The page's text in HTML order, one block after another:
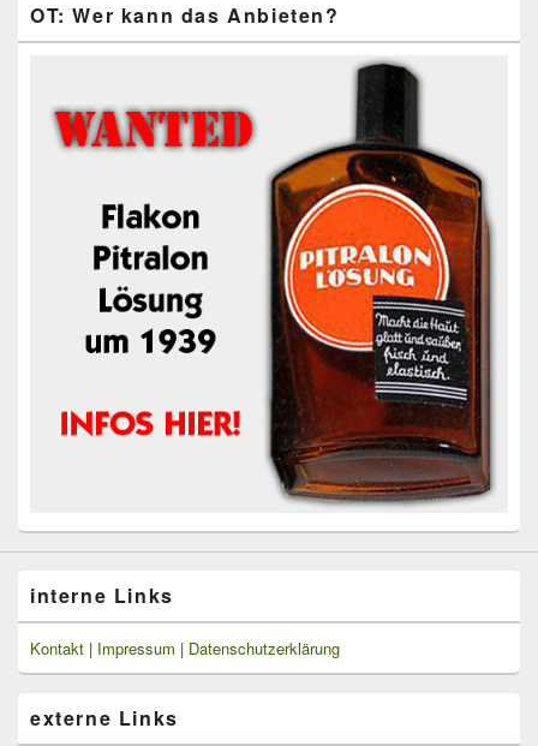
OT: Wer kann das Anbieten?
interne Links
Kontakt | Impressum | Datenschutzerklärung
externe Links